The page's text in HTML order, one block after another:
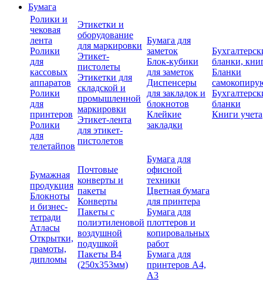
Бумага
Ролики и
чековая
лента
Ролики
для
кассовых
аппаратов
Ролики
для
принтеров
Ролики
для
телетайпов
Этикетки и
оборудование
для маркировки
Этикет-
пистолеты
Этикетки для
складской и
промышленной
маркировки
Этикет-лента
для этикет-
пистолетов
Бумага для
заметок
Блок-кубики
для заметок
Диспенсеры
для закладок и
блокнотов
Клейкие
закладки
бланки,
Бланки
бланки
Книги учета
Бумажная
продукция
Блокноты
и бизнес-
тетради
Атласы
Открытки,
грамоты,
дипломы
Почтовые
конверты и
пакеты
Конверты
Пакеты с
полиэтиленовой
воздушной
подушкой
Пакеты В4
(250х353мм)
Бумага для
офисной
техники
Цветная бумага
для принтера
Бумага для
плоттеров и
копировальных
работ
Бумага для
принтеров А4,
А3